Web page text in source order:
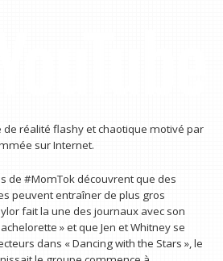
de réalité flashy et chaotique motivé par
sur Internet.
de #MomTok découvrent que des
peuvent entraîner de plus gros
fait la une des journaux avec son
» et que Jen et Whitney se
dans « Dancing with the Stars », le